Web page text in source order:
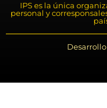
IPS es la única
personal y